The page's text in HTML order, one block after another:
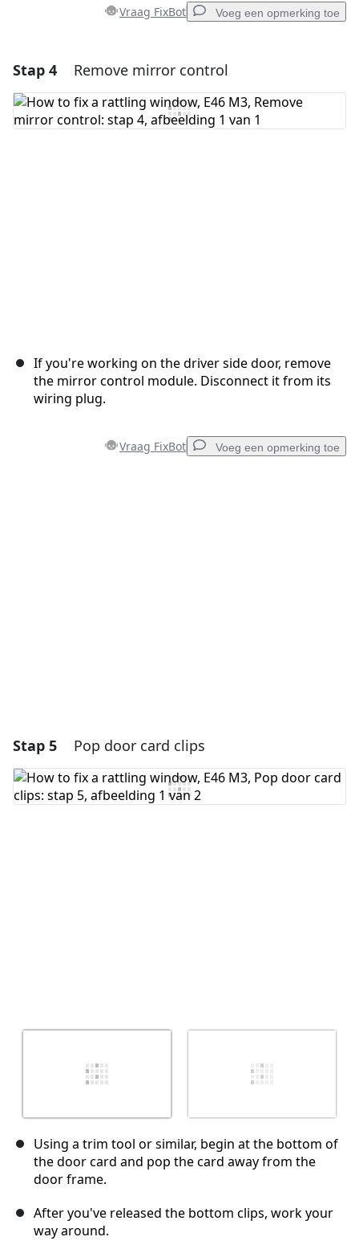
Vraag FixBot Voeg een opmerking toe
Voeg een opmerking toe
Voeg opmerking toe
Stap 4 Remove mirror control
If you're working on the driver side door, remove
the mirror control module. Disconnect it from its
wiring plug.
Vraag FixBot Voeg een opmerking toe
Stap 5 Pop door card clips
Using a trim tool or similar, begin at the bottom of
the door card and pop the card away from the
door frame.
After you've released the bottom clips, work your
way around.